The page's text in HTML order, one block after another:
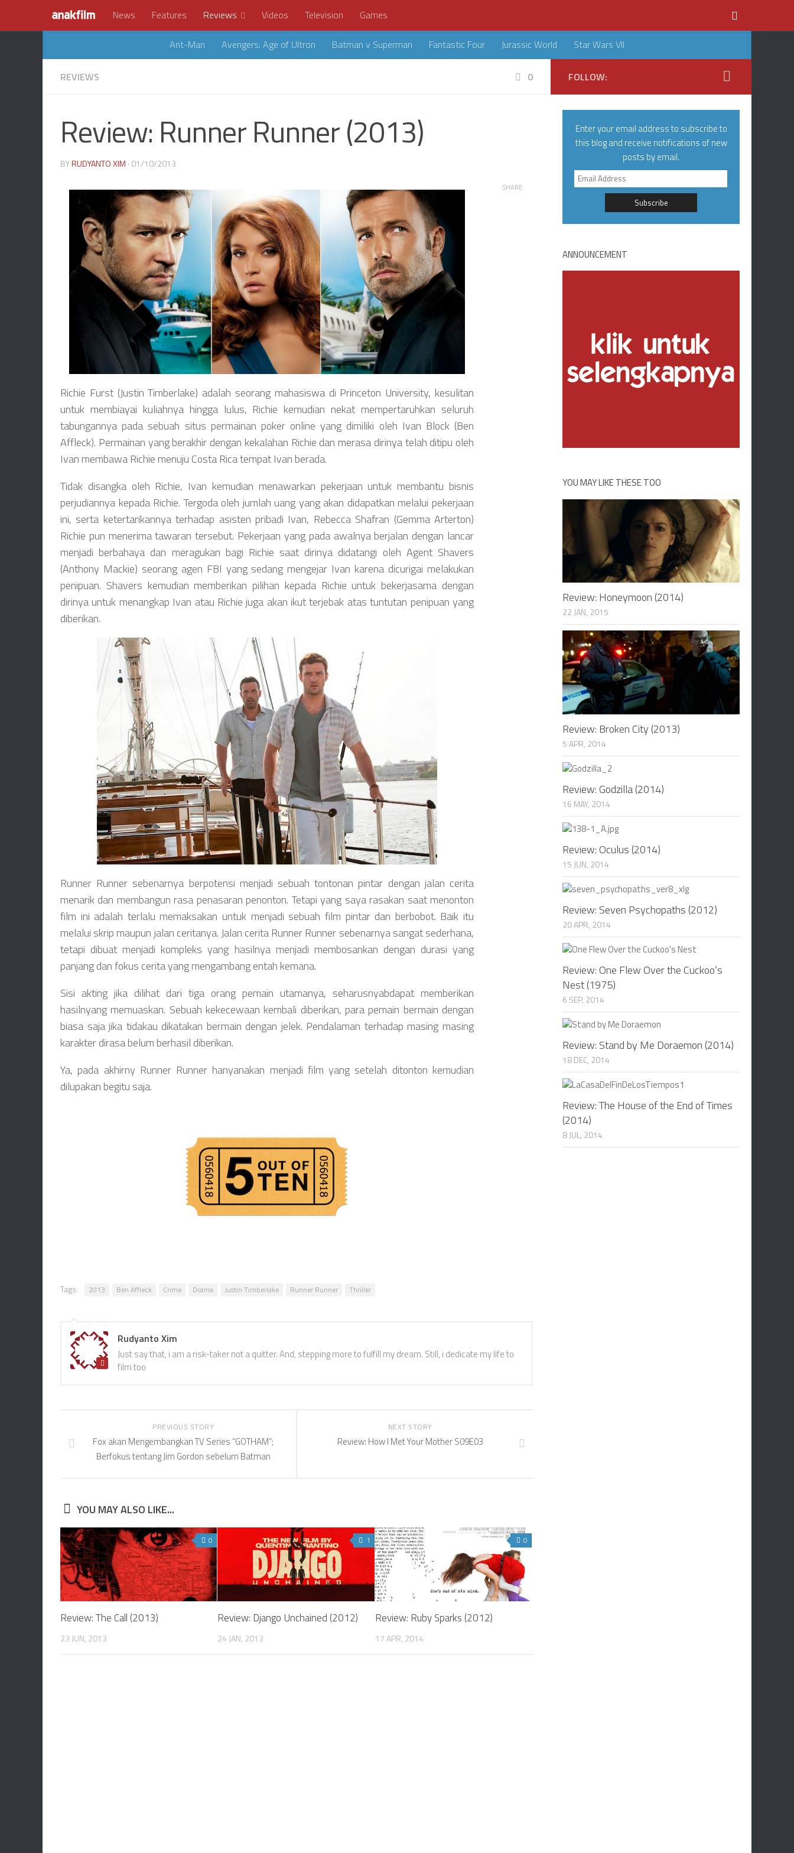
News Features Reviews Videos Television Games
Ant-Man Avengers: Age of Ultron Batman v Superman Fantastic Four Jurassic World Star Wars VII
REVIEWS 0
Review: Runner Runner (2013)
BYRUDYANTO XIM · 01/10/2013
Richie Furst (Justin Timberlake) adalah seorang mahasiswa di Princeton University, kesulitan
untuk membiayai kuliahnya hingga lulus, Richie kemudian nekat mempertaruhkan seluruh
tabungannya pada sebuah situs permainan poker online yang dimiliki oleh Ivan Block (Ben
Affleck). Permainan yang berakhir dengan kekalahan Richie dan merasa dirinya telah ditipu oleh
Ivan membawa Richie menuju Costa Rica tempat Ivan berada.
Tidak disangka oleh Richie, Ivan kemudian menawarkan pekerjaan untuk membantu bisnis
perjudiannya kepada Richie. Tergoda oleh jumlah uang yang akan didapatkan melalui pekerjaan
ini, serta ketertarikannya terhadap asisten pribadi Ivan, Rebecca Shafran (Gemma Arterton)
Richie pun menerima tawaran tersebut. Pekerjaan yang pada awalnya berjalan dengan lancar
menjadi berbahaya dan meragukan bagi Richie saat dirinya didatangi oleh Agent Shavers
(Anthony Mackie) seorang agen FBI yang sedang mengejar Ivan karena dicurigai melakukan
penipuan. Shavers kemudian memberikan pilihan kepada Richie untuk bekerjasama dengan
dirinya untuk menangkap Ivan atau Richie juga akan ikut terjebak atas tuntutan penipuan yang
diberikan.
Runner Runner sebenarnya berpotensi menjadi sebuah tontonan pintar dengan jalan cerita
menarik dan membangun rasa penasaran penonton. Tetapi yang saya rasakan saat menonton
film ini adalah terlalu memaksakan untuk menjadi sebuah film pintar dan berbobot. Baik itu
melalui skrip maupun jalan ceritanya. Jalan cerita Runner Runner sebenarnya sangat sederhana,
tetapi dibuat menjadi kompleks yang hasilnya menjadi membosankan dengan durasi yang
panjang dan fokus cerita yang mengambang entah kemana.
Sisi akting jika dilihat dari tiga orang pemain utamanya, seharusnyabdapat memberikan
hasilnyang memuaskan. Sebuah kekecewaan kembali diberikan, para pemain bermain dengan
biasa saja jika tidakau dikatakan bermain dengan jelek. Pendalaman terhadap masing masing
karakter dirasa belum berhasil diberikan.
Ya, pada akhirny Runner Runner hanyanakan menjadi film yang setelah ditonton kemudian
dilupakan begitu saja.
SHARE
Tags: 2013 Ben Affleck Crime Drama Justin Timberlake Runner Runner Thriller
Rudyanto Xim
Just say that, i am a risk-taker not a quitter. And, stepping more to fulfill my dream. Still, i dedicate my life to
film too
NEXT STORY
Review: How I Met Your Mother S09E03
PREVIOUS STORY
Fox akan Mengembangkan TV Series “GOTHAM”;
Berfokus tentang Jim Gordon sebelum Batman
YOU MAY ALSO LIKE...
0
Review: The Call (2013)
23 JUN, 2013
1
Review: Django Unchained (2012)
24 JAN, 2013
0
Review: Ruby Sparks (2012)
17 APR, 2014
FOLLOW:
Enter your email address to subscribe to
this blog and receive notifications of new
posts by email.
Email
Address
ANNOUNCEMENT
YOU MAY LIKE THESE TOO
Review: Honeymoon (2014)
22 JAN, 2015
Review: Broken City (2013)
5 APR, 2014
Review: Godzilla (2014)
16 MAY, 2014
Review: Oculus (2014)
15 JUN, 2014
Review: Seven Psychopaths (2012)
20 APR, 2014
Review: One Flew Over the Cuckoo’s
Nest (1975)
6 SEP, 2014
Review: Stand by Me Doraemon (2014)
18 DEC, 2014
Review: The House of the End of Times
(2014)
8 JUL, 2014